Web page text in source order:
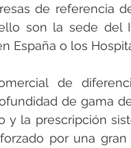
de referencia
son la sede del
España o los
de
de gama
y la prescripción
por una